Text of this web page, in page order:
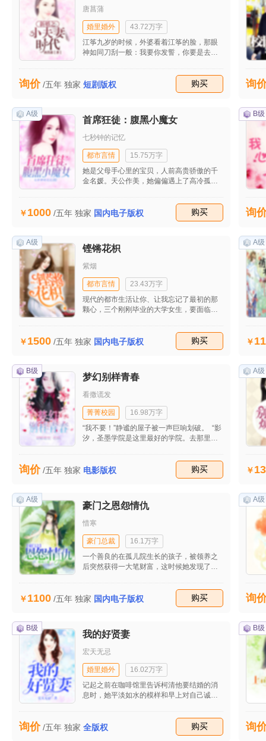
握！难道不是吗？我是如此的不善代它。
唐菖蒲
婚里婚外
43.72万字
江筝九岁的时候，外婆看着江筝的脸，那眼
神如同刀刮一般：我要你发誓，你要是去找
询价 /五年 独家 短剧版权 购买 询
A级
首席狂徒：腹黑小魔女
七秒钟的记忆
都市言情
15.75万字
她是父母手心里的宝贝，人前高贵骄傲的千
金名媛。天公作美，她偏偏遇上了高冷孤傲
1000 /五年 独家 国内电子版权 购买
B级
询
A级
铿锵花枳
紫烟
都市言情
23.43万字
现代的都市生活让你、让我忘记了最初的那
颗心，三个刚刚毕业的大学女生，要面临怎
他们……
1500 /五年 独家 国内电子版权 购买
A级
B级
梦幻别样青春
看撒谎发
菁菁校园
16.98万字
“我不要！”静谧的屋子被一声巨响划破。 “影
汐，圣墨学院是这里最好的学院。去那里，
不要去那所学院！在这里不是很好吗？”影汐
一脸无辜的看着唐羽。 “唉！爸爸也是不想
能去圣墨学院，他就会帮助爸爸的公司！你
也知道，爸爸的公司现在已经呈直线下降，
很多股东都和爸爸取消了合作。如果爸爸连
这个合作对象也要放过的话，后果很难设想
啊！”唐羽一边说着一边看着那盆奄奄一息的
紫荆罗兰。 影汐在爸爸的眼中发现了一丝痛
苦与无助。 是啊！爸爸的公司正濒临倒闭，
如果自己再因为个人因素的话……
询价 /五年 独家 电影版权 购买
A级
A级
豪门之恩怨情仇
惜寒
豪门总裁
16.1万字
一个善良的在孤儿院生长的孩子，被领养之
后突然获得一大笔财富，这时候她发现了这
心。 “开屏广告公司”的总裁元仁义因为自己
的挑剔和固执，让自己的家庭情况四分五
孤儿院领养了乖巧善良的安谨秀，在一次慈
善活动后，元仁义不幸去世，留给了安谨秀
一大笔财富，善良的安谨秀为了报答决定扛
起公司的担子，在遗嘱的时候知道了元仁义
还有一个孙子元东云，以及一些他们家庭的
情况，安谨秀决定去帮死去的老人挽救他的
亲情，过程中……两人彼此相恋。后来发
现，安谨秀也并不是孤儿，原来是……
1100 /五年 独家 国内电子版权 购买
A级
询
B级
我的好贤妻
宏天无忌
婚里婚外
16.02万字
记起之前在咖啡馆里告诉柯清他要结婚的消
息时，她平淡如水的模样和早上对自己诚心
事操了很多心，即使他再心不甘情不愿，继
续去纠缠柯清也只会让事情朝更加纠结更加
询价 /五年 独家 全版权 购买
B级
询